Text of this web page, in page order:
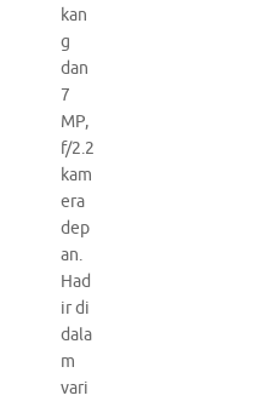
kan
g
dan
7
MP,
f/2.2
kam
era
dep
an.
Had
ir di
dala
m
vari